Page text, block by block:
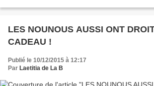
LES NOUNOUS AUSSI ONT
CADEAU !
Publié le 10/12/2015 à 12:17
Par Laetitia de La B